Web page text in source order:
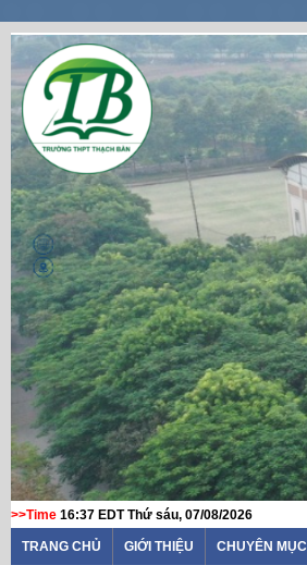
>>Time 16:37 EDT Thứ sáu, 07/08/2026
TRANG CHỦ GIỚI THIỆU CHUYÊN MỤC